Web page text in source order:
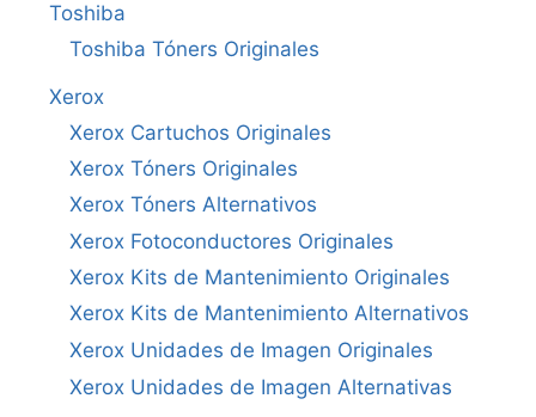
Toshiba
Toshiba Tóners Originales
Xerox
Xerox Cartuchos Originales
Xerox Tóners Originales
Xerox Tóners Alternativos
Xerox Fotoconductores Originales
Xerox Kits de Mantenimiento Originales
Xerox Kits de Mantenimiento Alternativos
Xerox Unidades de Imagen Originales
Xerox Unidades de Imagen Alternativas